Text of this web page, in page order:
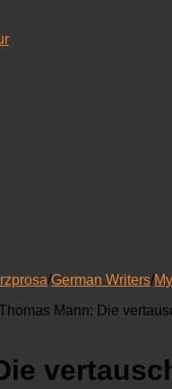
/German Writers/
Mann: Die